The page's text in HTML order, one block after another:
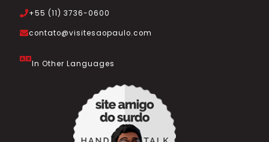
+55 (11) 3736-0600
contato@visitesaopaulo.com
In Other Languages